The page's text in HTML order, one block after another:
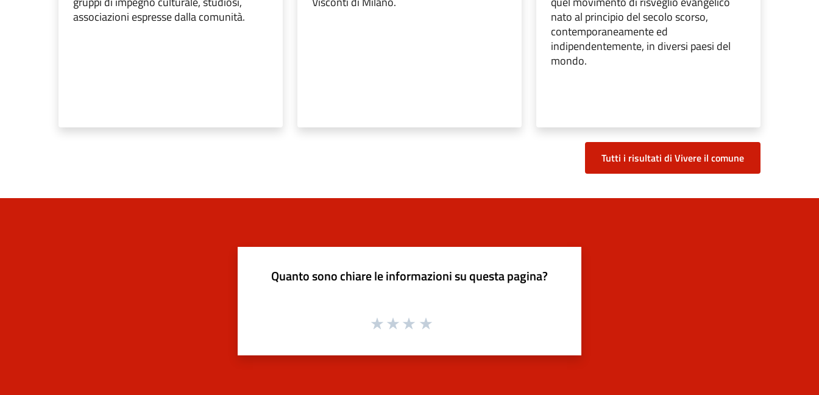
associazioni espresse dalla comunità.
nato al principio del secolo scorso,
contemporaneamente ed
indipendentemente, in diversi paesi del
mondo.
Tutti i risultati di Vivere il comune
Quanto sono chiare le informazioni su questa pagina?